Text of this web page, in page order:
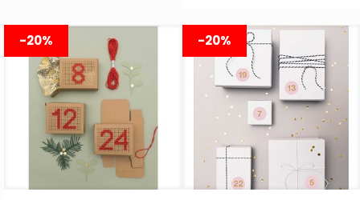
2.90€.2.00€. était :
2.90€.
est :
2.00€.
-20% -20%